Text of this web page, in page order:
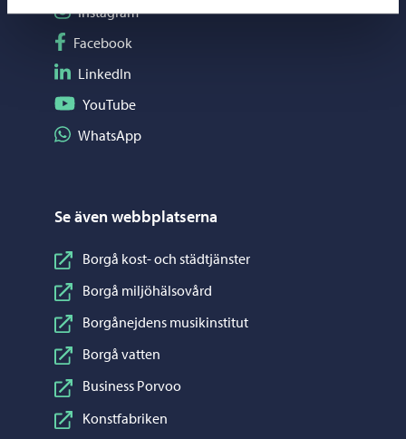
Följ på Instagram
Instagram
Följ på Facebook
Facebook
Följ på LinkedIn
LinkedIn
Följ på YouTube
YouTube
Dela på WhatsApp
WhatsApp
Se även webbplatserna
Borgå kost- och städtjänster
Borgå miljöhälsovård
Borgånejdens musikinstitut
Borgå vatten
Business Porvoo
Konstfabriken